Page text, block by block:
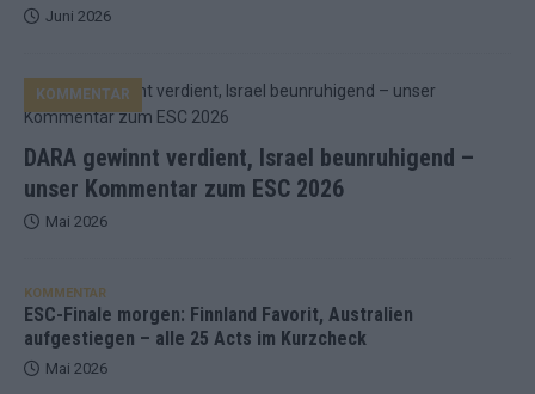
Juni 2026
DARA gewinnt verdient, Israel beunruhigend –
unser Kommentar zum ESC 2026
KOMMENTAR
Mai 2026
KOMMENTAR
ESC-Finale morgen: Finnland Favorit, Australien
aufgestiegen – alle 25 Acts im Kurzcheck
Mai 2026